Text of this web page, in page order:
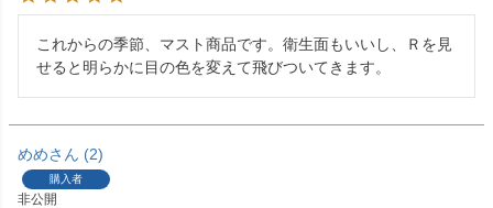
これからの季節、マスト商品です。衛生面もいいし、Ｒを見
せると明らかに目の色を変えて飛びついてきます。
めめ 2
購入者
非公開